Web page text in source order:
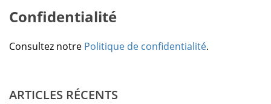
Confidentialité
Consultez notre Politique de confidentialité.
ARTICLES RÉCENTS